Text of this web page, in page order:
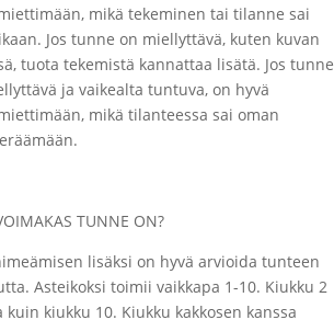
mikä tekeminen tai tilanne sai
Jos tunne on miellyttävä, kuten kuvan
tuota tekemistä kannattaa lisätä. Jos tunne
ja vaikealta tuntuva, on hyvä
mikä tilanteessa sai oman
TUNNE ON?
lisäksi on hyvä arvioida tunteen
Asteikoksi toimii vaikkapa 1-10. Kiukku 2
kuin kiukku 10. Kiukku kakkosen kanssa